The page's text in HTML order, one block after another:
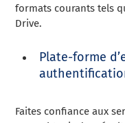
formats courants tels
Drive.
Plate-forme
Faites confiance aux